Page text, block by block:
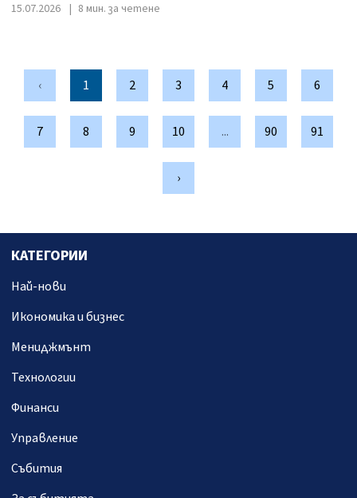
15.07.2026 8 мин. за четене
‹ 1 2 3 4 5 6
7 8 9 10 ... 90 91
›
КАТЕГОРИИ
Най-нови
Икономика и бизнес
Мениджмънт
Технологии
Финанси
Управление
Събития